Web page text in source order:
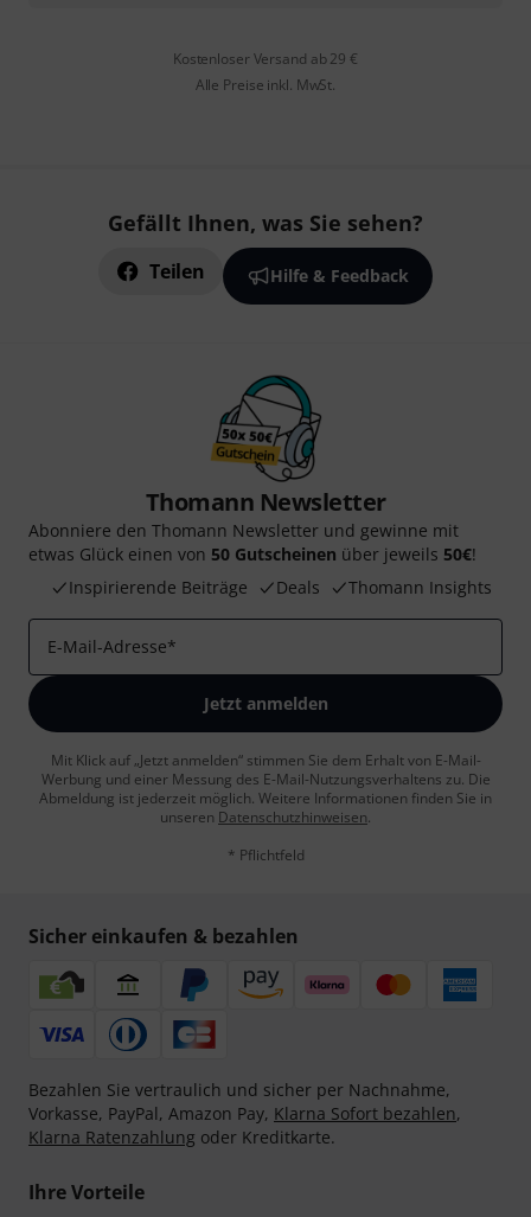
Kostenloser Versand ab 29 €
Alle Preise inkl. MwSt.
Gefällt Ihnen, was Sie sehen?
Teilen Hilfe & Feedback
Thomann Newsletter
Abonniere den Thomann Newsletter und gewinne mit
etwas Glück einen von 50 Gutscheinen über jeweils 50€!
Inspirierende Beiträge
Deals Thomann Insights
E-Mail-Adresse*
Jetzt anmelden
Mit Klick auf „Jetzt anmelden“ stimmen Sie dem Erhalt von E-Mail-
Werbung und einer Messung des E-Mail-Nutzungsverhaltens zu. Die
Abmeldung ist jederzeit möglich. Weitere Informationen finden Sie in
unseren Datenschutzhinweisen.
* Pflichtfeld
Sicher einkaufen & bezahlen
Bezahlen Sie vertraulich und sicher per Nachnahme,
Vorkasse, PayPal, Amazon Pay, Klarna Sofort bezahlen,
Klarna Ratenzahlung oder Kreditkarte.
Ihre Vorteile